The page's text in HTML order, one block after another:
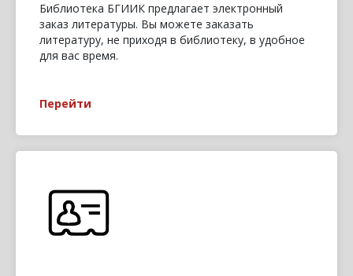
Библиотека БГИИК предлагает электронный
заказ литературы. Вы можете заказать
литературу, не приходя в библиотеку, в удобное
для вас время.
Перейти